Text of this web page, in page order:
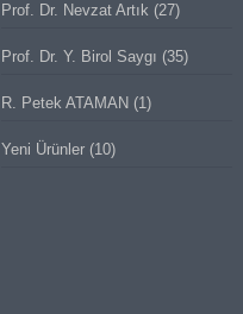
Prof. Dr. Nevzat Artık (27)
Prof. Dr. Y. Birol Saygı (35)
R. Petek ATAMAN (1)
Yeni Ürünler (10)